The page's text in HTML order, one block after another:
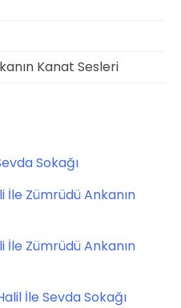
Kanat Sesleri
Sokağı
İle Zümrüdü Ankanın
İle Zümrüdü Ankanın
İle Sevda Sokağı